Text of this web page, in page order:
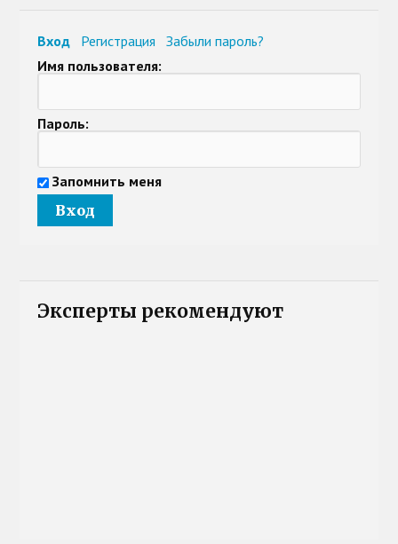
Вход Регистрация
Забыли пароль?
Имя пользователя:
Пароль:
Запомнить меня
Эксперты рекомендуют